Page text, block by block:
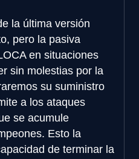
la última versión
pero la pasiva
en situaciones
sin molestias por la
su suministro
a los ataques
se acumule
Esto la
de terminar la